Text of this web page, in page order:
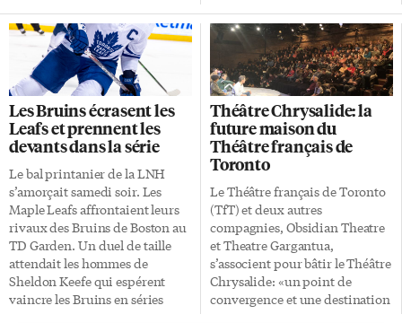
politique migratoire. C’est ce
que nous a fait découvrir le
conférencier et
comédien Christian Bode, lors
de la conférence Wilfrid Laurier
– les Doukhobors, les
Ukrainiens, les Français, les
Noirs, organisée par la Société
d’Histoire de Toronto, la
semaine dernière à l’Alliance
française. C’est sous la forme
d’une «conférence théâtrale» –
pas une pièce de théâtre, mais
presque – que Christian Bode
s’est […]
au printemps 2025. Les écoles
des conseils scolaires
MonAvenir (catholique) et
Viamonde (laïc) partagent le
même édifice et ses
installations, dont l’auditorium
de 700 places, au 330 avenue
Landsdowne, presqu’à l’angle
de la rue College, à l’Ouest du
centre-ville. Grâce à un
financement de 1,5 million $ du
gouvernement du Canada dans
le cadre de l’entente Canada-
Ontario relative à
l’enseignement dans la langue
de la minorité, l’équipement
audiovisuel sera mis à […]
Les Bruins écrasent les
Leafs et prennent les
devants dans la série
Le bal printanier de la LNH
s’amorçait samedi soir. Les
Maple Leafs affrontaient leurs
rivaux des Bruins de Boston au
TD Garden. Un duel de taille
attendait les hommes de
Sheldon Keefe qui espérent
vaincre les Bruins en séries
Théâtre Chrysalide: la
future maison du
Théâtre français de
Toronto
Le Théâtre français de Toronto
(TfT) et deux autres
compagnies, Obsidian Theatre
et Theatre Gargantua,
s’associent pour bâtir le Théâtre
Chrysalide: «un point de
convergence et une destination